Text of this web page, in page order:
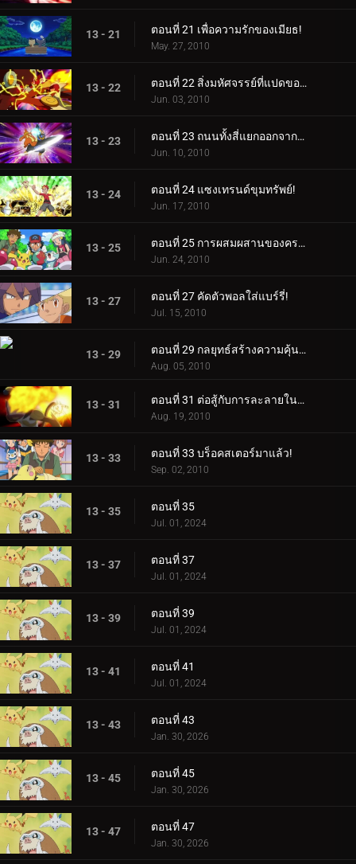
13 - 21 ตอนที่ 21 เพื่อความรักของเมียธ!
May. 27, 2010
13 - 22 ตอนที่ 22 สิ่งมหัศจรรย์ที่แปดของโลกซินโน!
Jun. 03, 2010
13 - 23 ตอนที่ 23 ถนนทั้งสี่แยกออกจากท่าเรือโปเกมอน!
Jun. 10, 2010
13 - 24 ตอนที่ 24 แซงเทรนด์ขุมทรัพย์!
Jun. 17, 2010
13 - 25 ตอนที่ 25 การผสมผสานของครอบครัวเก่า!
Jun. 24, 2010
13 - 27 ตอนที่ 27 คัดตัวพอลใส่แบร์รี่!
Jul. 15, 2010
13 - 29 ตอนที่ 29 กลยุทธ์สร้างความคุ้นเคย!
Aug. 05, 2010
13 - 31 ตอนที่ 31 ต่อสู้กับการละลายในความสัมพันธ์!
Aug. 19, 2010
13 - 33 ตอนที่ 33 บร็อคสเตอร์มาแล้ว!
Sep. 02, 2010
13 - 35 ตอนที่ 35
Jul. 01, 2024
13 - 37 ตอนที่ 37
Jul. 01, 2024
13 - 39 ตอนที่ 39
Jul. 01, 2024
13 - 41 ตอนที่ 41
Jul. 01, 2024
13 - 43 ตอนที่ 43
Jan. 30, 2026
13 - 45 ตอนที่ 45
Jan. 30, 2026
13 - 47 ตอนที่ 47
Jan. 30, 2026